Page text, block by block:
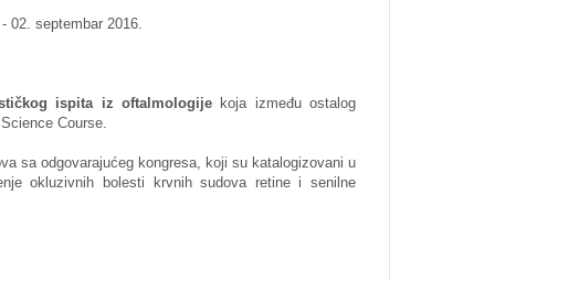
02. septembar 2016.
ispita iz oftalmologije koja između ostalog
Course.
sa odgovarajućeg kongresa, koji su katalogizovani u
okluzivnih bolesti krvnih sudova retine i senilne